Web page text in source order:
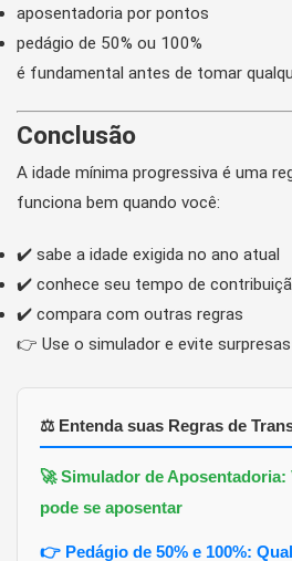
aposentadoria por pontos
pedágio de 50% ou 100%
é fundamental antes de tomar
Conclusão
A idade mínima progressiva é uma
funciona bem quando você:
✔️ sabe a idade exigida no ano atual
✔️ conhece seu tempo de
✔️ compara com outras regras
👉 Use o simulador e evite
⚖️ Entenda suas Regras de
🚀 Simulador de Aposentadoria:
pode se aposentar
👉 Pedágio de 50% e 100%: